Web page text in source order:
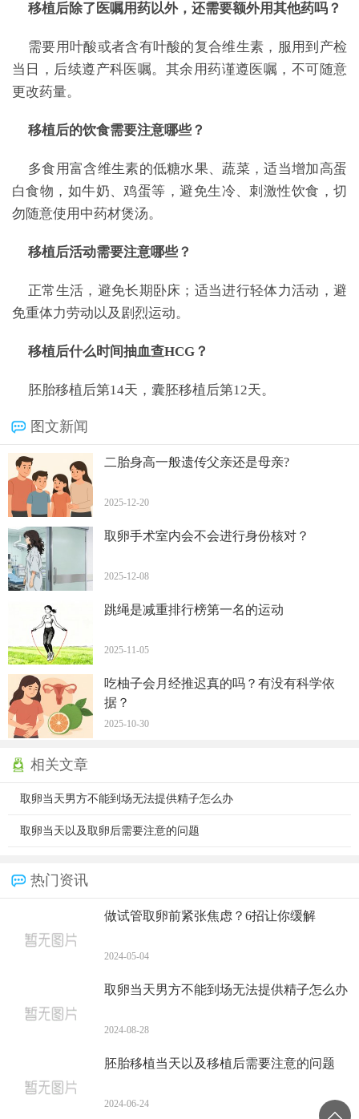
移植后除了医嘱用药以外，还需要额外用其他药吗？
需要用叶酸或者含有叶酸的复合维生素，服用到产检
当日，后续遵产科医嘱。其余用药谨遵医嘱，不可随意
更改药量。
移植后的饮食需要注意哪些？
多食用富含维生素的低糖水果、蔬菜，适当增加高蛋
白食物，如牛奶、鸡蛋等，避免生冷、刺激性饮食，切
勿随意使用中药材煲汤。
移植后活动需要注意哪些？
正常生活，避免长期卧床；适当进行轻体力活动，避
免重体力劳动以及剧烈运动。
移植后什么时间抽血查HCG？
胚胎移植后第14天，囊胚移植后第12天。
图文新闻
二胎身高一般遗传父亲还是母亲?
2025-12-20
取卵手术室内会不会进行身份核对？
2025-12-08
跳绳是减重排行榜第一名的运动
2025-11-05
吃柚子会月经推迟真的吗？有没有科学依
据？
2025-10-30
相关文章
取卵当天男方不能到场无法提供精子怎么办
取卵当天以及取卵后需要注意的问题
热门资讯
做试管取卵前紧张焦虑？6招让你缓解
2024-05-04
取卵当天男方不能到场无法提供精子怎么办
2024-08-28
胚胎移植当天以及移植后需要注意的问题
2024-06-24